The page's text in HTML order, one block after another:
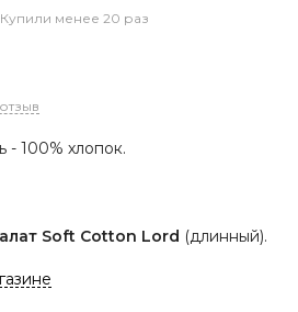
Купили менее 20 раз
- 100% хлопок.
Soft Cotton Lord (длинный).